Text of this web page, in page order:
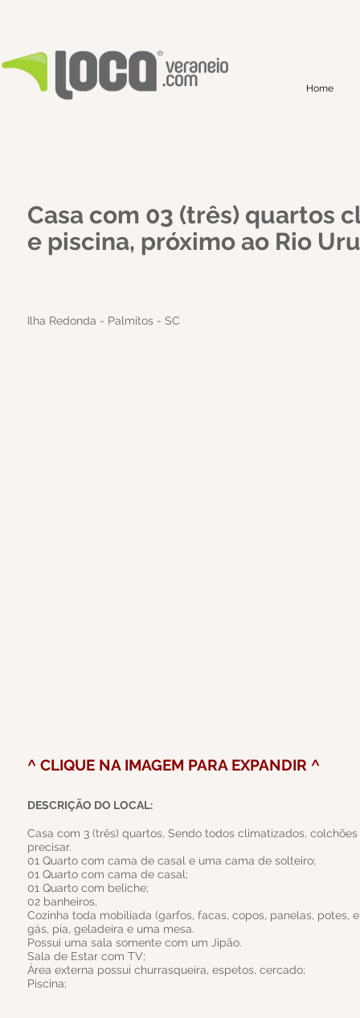
Home
Casa com 03 (três) quartos
e piscina, próximo ao Rio
Ilha Redonda - Palmitos - SC
^ CLIQUE NA IMAGEM PARA EXPANDIR ^
DESCRIÇÃO DO LOCAL:
Casa com 3 (três) quartos, Sendo todos climatizados,
precisar.
01 Quarto com cama de casal e uma cama de solteiro;
01 Quarto com cama de casal;
01 Quarto com beliche;
02 banheiros,
Cozinha toda mobiliada (garfos, facas, copos, panelas, potes,
gás, pia, geladeira e uma mesa.
Possui uma sala somente com um Jipão.
Sala de Estar com TV;
Área externa possui churrasqueira, espetos, cercado;
Piscina;